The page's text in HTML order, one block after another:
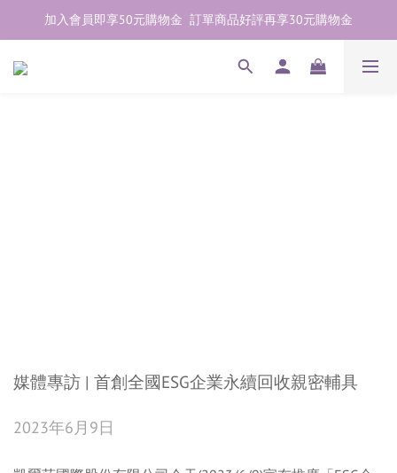
加入會員即享50元購物金  訂單商品好評再享30元購物金
加入會員即享50元購物金  訂單商品好評再享30元購物金
歡迎點右下紫色💬諮詢線上親密顧問
媒體專訪 | 首創全國ESG企業永續回收親密輔具
2023年6月9日